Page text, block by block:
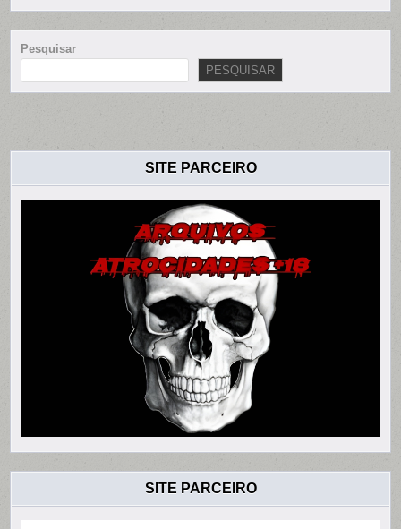
Pesquisar
PESQUISAR
SITE PARCEIRO
SITE PARCEIRO